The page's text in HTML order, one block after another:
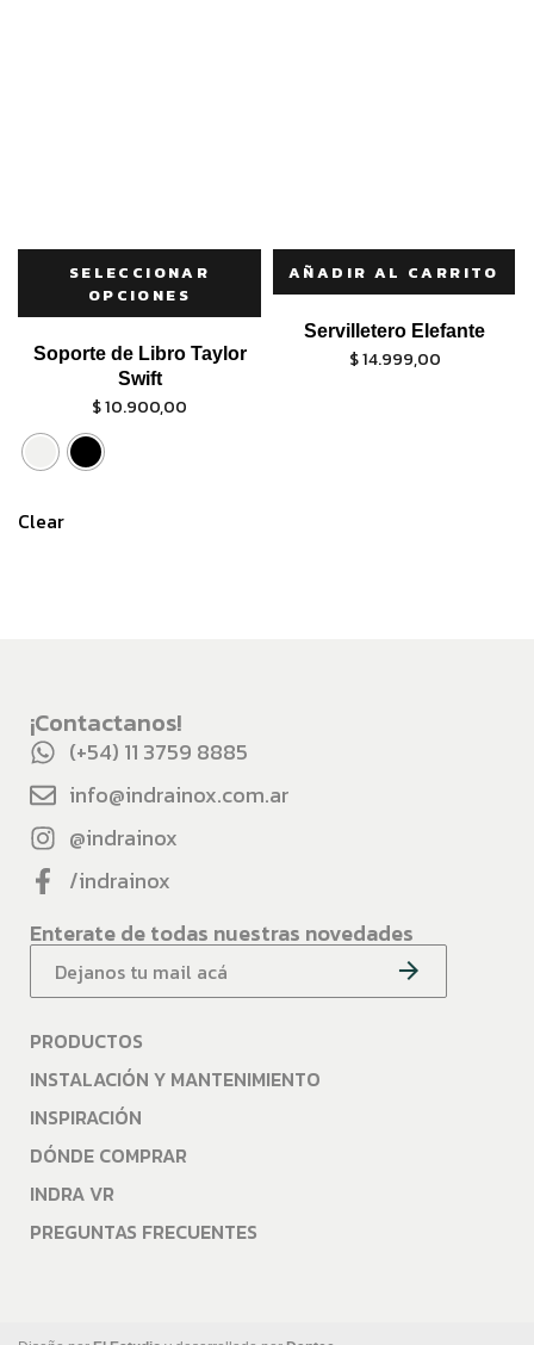
SELECCIONAR
OPCIONES
Soporte de Libro Taylor
Swift
$10.900,00
Clear
AÑADIR AL CARRITO
Servilletero Elefante
$14.999,00
¡Contactanos!
(+54) 11 3759 8885
info@indrainox.com.ar
@indrainox
/indrainox
Enterate de todas nuestras novedades
PRODUCTOS
INSTALACIÓN Y MANTENIMIENTO
INSPIRACIÓN
DÓNDE COMPRAR
INDRA VR
PREGUNTAS FRECUENTES